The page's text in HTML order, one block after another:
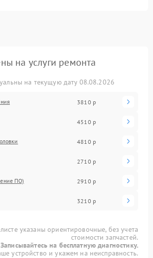
на услуги ремонта
на текущую дату 08.08.2026
3810 р
4510 р
4810 р
2710 р
ПО) 2910 р
3210 р
указаны ориентировочные, без учета
стоимости запчастей.
Записывайтесь на бесплатную диагностику.
устройство и укажем на неисправность.